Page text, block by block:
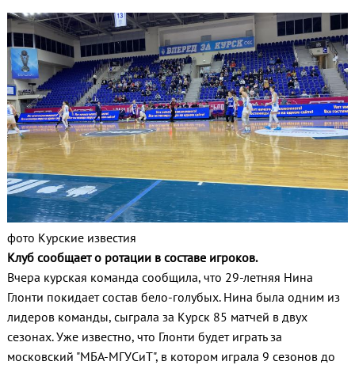
фото Курские известия
Клуб сообщает о ротации в составе игроков.
Вчера курская команда сообщила, что 29-летняя Нина
Глонти покидает состав бело-голубых. Нина была одним из
лидеров команды, сыграла за Курск 85 матчей в двух
сезонах. Уже известно, что Глонти будет играть за
московский "МБА-МГУСиТ", в котором играла 9 сезонов до